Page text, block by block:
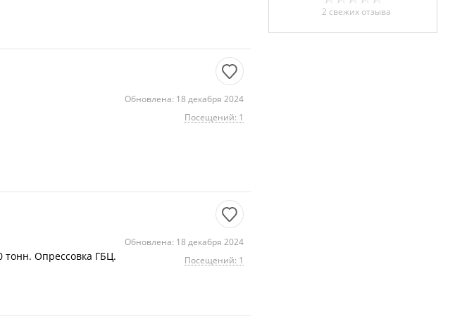
Обновлена: 18 декабря 2024
Посещений: 1
Обновлена: 18 декабря 2024
Посещений: 1
тонн. Опрессовка ГБЦ.
2 свежих отзыва